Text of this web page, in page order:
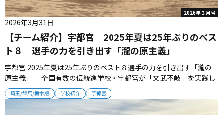
2026年３月号
埼玉/群馬/栃木版 学校紹介 宇都宮
【チーム紹介】宇都宮 2025年夏は25年ぶりのベス
ト８ 選手の力を引き出す「瀧の原主義」
2026年3月31日
宇都宮 2025年夏は25年ぶりのベスト８選手の力を引き出す「瀧の
原主義」 全国有数の伝統進学校・宇都宮が「文武不岐」を実践し
ている。勉強も野球も一つの道と捉えて、日々の学校生活に向き合
っている。 ■六大学野球でプレーする先輩たち 全国随一の進学実
績を残している。2024年度は21人の東大合格者をはじめ、難関大に